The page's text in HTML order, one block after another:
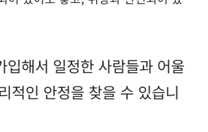
입해서 일정한 사람들과 어울
적인 안정을 찾을 수 있습니